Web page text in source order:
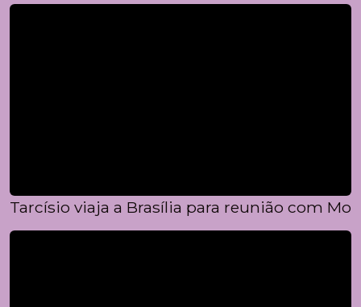
Tarcísio viaja a Brasília para reunião com